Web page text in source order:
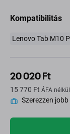
Kompatibilitás
Lenovo Tab M10
20 020 Ft
15 770 Ft ÁFA nélkül
Szerezzen